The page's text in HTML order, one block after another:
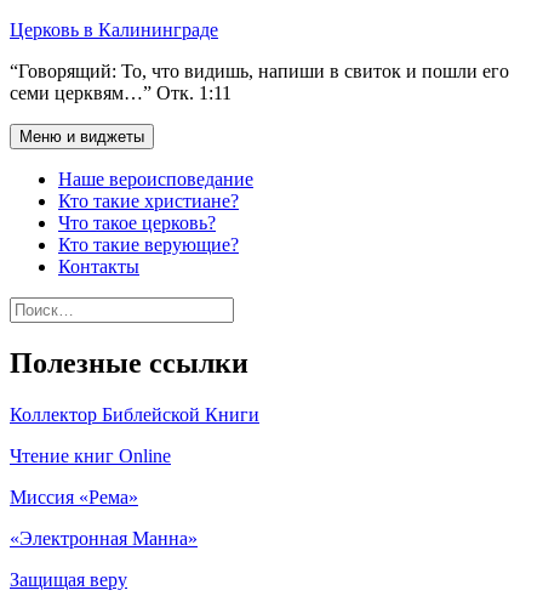
Перейти
содержимому
Церковь в Калининграде
“Говорящий: То, что видишь, напиши в свиток и пошли его
семи церквям…” Отк. 1:11
Меню и виджеты
Наше вероисповедание
Кто такие христиане?
Что такое церковь?
Кто такие верующие?
Контакты
Найти:
Полезные ссылки
Коллектор Библейской Книги
Чтение книг Online
Миссия «Рема»
«Электронная Манна»
Защищая веру